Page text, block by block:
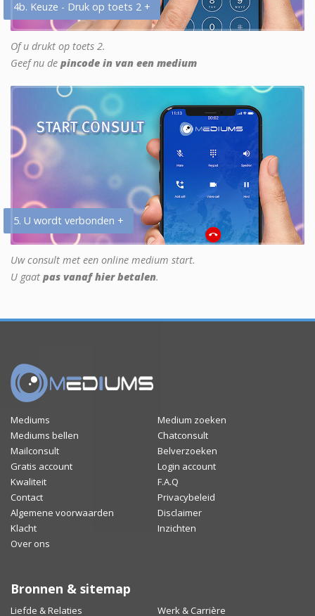
4b. Keuze - Druk op toets 2 +
Of u drukt op toets 2.
Geef nu de pincode in van een medium
5. U wordt verbonden +
Uw consult met een online medium start.
U gaat pas vanaf hier betalen.
Mediums
Medium zoeken
Mediums bellen
Chatconsult
Mailconsult
Belverzoeken
Gratis account
Login account
Kwaliteit
F.A.Q
Contact
Privacybeleid
Algemene voorwaarden
Disclaimer
Klacht
Inzichten
Over ons
Bronnen & sitemap
Liefde & Relaties Werk & Carrière